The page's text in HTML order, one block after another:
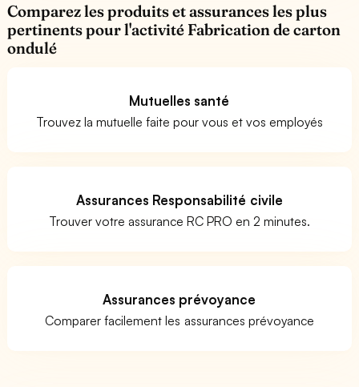
Comparez les produits et assurances les plus
pertinents pour l'activité Fabrication de carton
ondulé
Mutuelles santé
Trouvez la mutuelle faite pour vous et vos employés
Assurances Responsabilité civile
Trouver votre assurance RC PRO en 2 minutes.
Assurances prévoyance
Comparer facilement les assurances prévoyance